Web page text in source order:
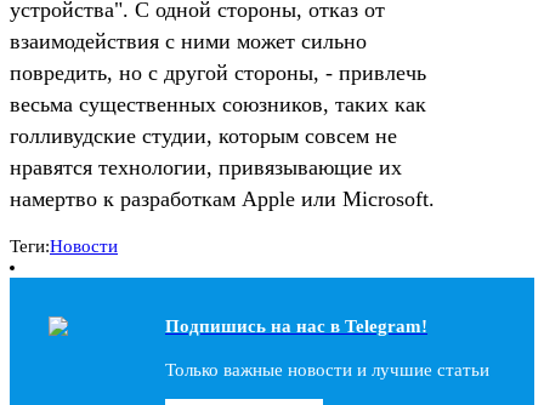
устройства". С одной стороны, отказ от
взаимодействия с ними может сильно
повредить, но с другой стороны, - привлечь
весьма существенных союзников, таких как
голливудские студии, которым совсем не
нравятся технологии, привязывающие их
намертво к разработкам Apple или Microsoft.
Теги:Новости
Подпишись на наc в Telegram!
Только важные новости и лучшие статьи